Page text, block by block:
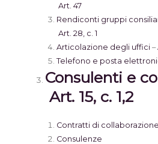
Art. 47
Rendiconti gruppi
Art. 28, c. 1
Articolazione degli uffici–
Telefono e posta
Consulenti e
Art. 15, c. 1,2
Contratti di collaborazione
Consulenze